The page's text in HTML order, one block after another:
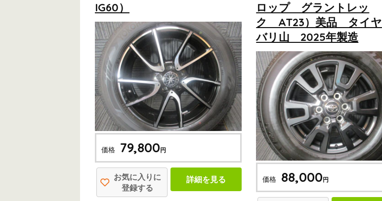
IG60）
価格 79,800円
お気に入りに
登録する
詳細を見る
ロップ グラントレッ
ク AT23）美品 タイヤ
バリ山 2025年製造
価格 88,000円